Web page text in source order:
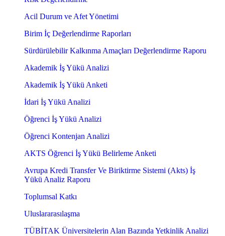
Acil Durum ve Afet Yönetimi
Birim İç Değerlendirme Raporları
Sürdürülebilir Kalkınma Amaçları Değerlendirme Raporu
Akademik İş Yükü Analizi
Akademik İş Yükü Anketi
İdari İş Yükü Analizi
Öğrenci İş Yükü Analizi
Öğrenci Kontenjan Analizi
AKTS Öğrenci İş Yükü Belirleme Anketi
Avrupa Kredi Transfer Ve Biriktirme Sistemi (Akts) İş
Yükü Analiz Raporu
Toplumsal Katkı
Uluslararasılaşma
TÜBİTAK Üniversitelerin Alan Bazında Yetkinlik Analizi